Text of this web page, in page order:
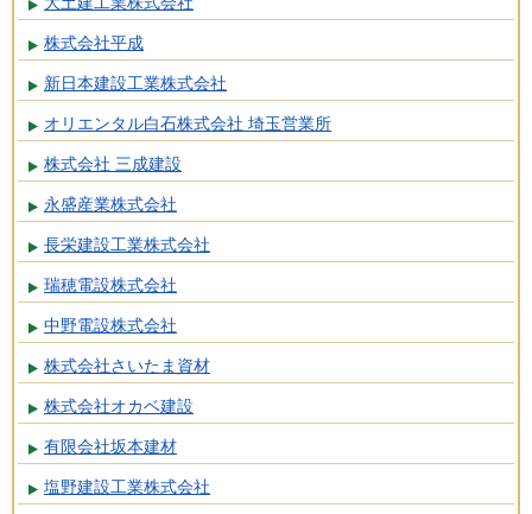
株式会社平成
新日本建設工業株式会社
オリエンタル白石株式会社 埼玉営業所
株式会社 三成建設
永盛産業株式会社
長栄建設工業株式会社
瑞穂電設株式会社
中野電設株式会社
株式会社さいたま資材
株式会社オカベ建設
有限会社坂本建材
塩野建設工業株式会社